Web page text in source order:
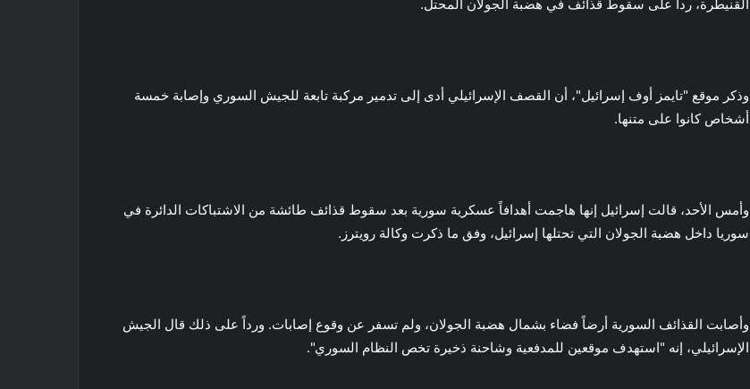
القنيطرة، رداً على سقوط قذائف في هضبة الجولان المحتل.
وذكر موقع "تايمز أوف إسرائيل"، أن القصف الإسرائيلي أدى إلى تدمير مركبة تابعة للجيش السوري وإصابة خمسة
أشخاص كانوا على متنها.
وأمس الأحد، قالت إسرائيل إنها هاجمت أهدافاً عسكرية سورية بعد سقوط قذائف طائشة من الاشتباكات الدائرة في
سوريا داخل هضبة الجولان التي تحتلها إسرائيل، وفق ما ذكرت وكالة رويترز.
وأصابت القذائف السورية أرضاً فضاء بشمال هضبة الجولان، ولم تسفر عن وقوع إصابات. ورداً على ذلك قال الجيش
الإسرائيلي، إنه "استهدف موقعين للمدفعية وشاحنة ذخيرة تخص النظام السوري".